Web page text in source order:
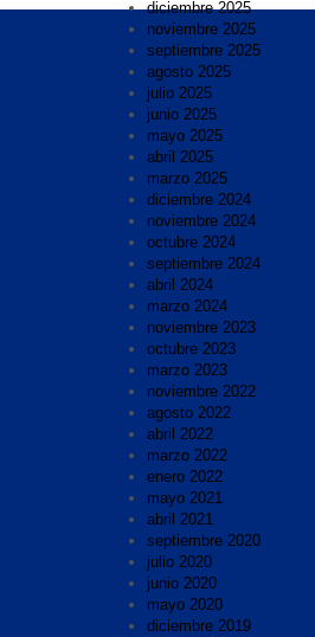
diciembre 2025
noviembre 2025
septiembre 2025
agosto 2025
julio 2025
junio 2025
mayo 2025
abril 2025
marzo 2025
diciembre 2024
noviembre 2024
octubre 2024
septiembre 2024
abril 2024
marzo 2024
noviembre 2023
octubre 2023
marzo 2023
noviembre 2022
agosto 2022
abril 2022
marzo 2022
enero 2022
mayo 2021
abril 2021
septiembre 2020
julio 2020
junio 2020
mayo 2020
diciembre 2019